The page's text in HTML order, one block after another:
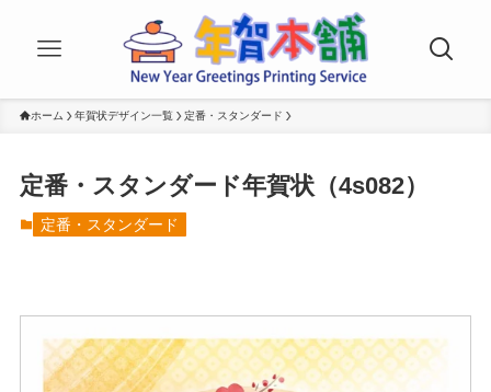
ホーム 年賀状デザイン一覧 定番・スタンダード
定番・スタンダード年賀状（4s082）
定番・スタンダード